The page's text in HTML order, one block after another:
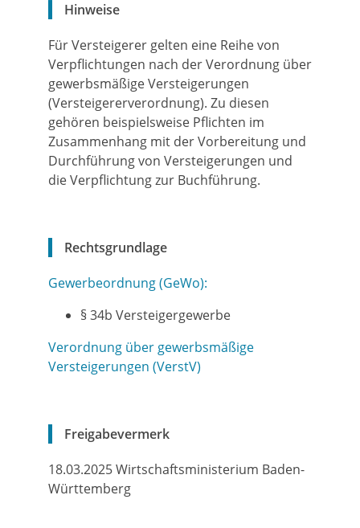
Hinweise
Für Versteigerer gelten eine Reihe von
Verpflichtungen nach der Verordnung über
gewerbsmäßige Versteigerungen
(Versteigererverordnung). Zu diesen
gehören beispielsweise Pflichten im
Zusammenhang mit der Vorbereitung und
Durchführung von Versteigerungen und
die Verpflichtung zur Buchführung.
Rechtsgrundlage
Gewerbeordnung (GeWo):
§ 34b Versteigergewerbe
Verordnung über gewerbsmäßige
Versteigerungen (VerstV)
Freigabevermerk
18.03.2025 Wirtschaftsministerium Baden-
Württemberg